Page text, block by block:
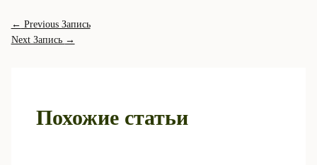
← Previous Запись
Next Запись →
Похожие статьи